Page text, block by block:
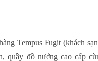
Tempus Fugit (khách sạn
quầy đồ nướng cao cấp